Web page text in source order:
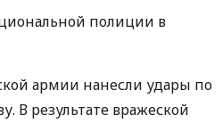
полиции в
армии нанесли удары по
В результате вражеской